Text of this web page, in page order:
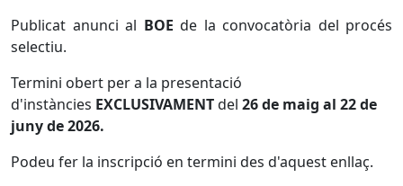
Publicat anunci al BOE de la convocatòria del procés
selectiu.
Termini obert per a la presentació
d'instàncies EXCLUSIVAMENTdel 26 de maig al 22 de
juny de 2026.
Podeu fer la inscripció en termini des d'aquest enllaç.